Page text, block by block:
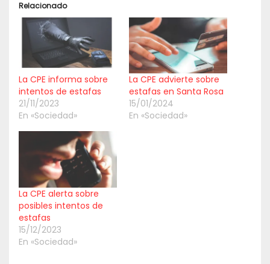
Relacionado
La CPE informa sobre
intentos de estafas
21/11/2023
En «Sociedad»
La CPE advierte sobre
estafas en Santa Rosa
15/01/2024
En «Sociedad»
La CPE alerta sobre
posibles intentos de
estafas
15/12/2023
En «Sociedad»